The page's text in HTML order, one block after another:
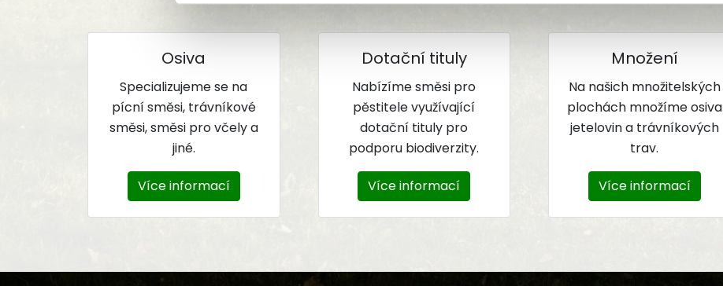
Osiva
Specializujeme se na
pícní směsi, trávníkové
směsi, směsi pro včely a
jiné.
Více informací
Dotační tituly
Nabízíme směsi pro
pěstitele využívající
dotační tituly pro
podporu biodiverzity.
Více informací
Množení
Na našich množitelských
plochách množíme osiva
jetelovin a trávníkových
trav.
Více informací